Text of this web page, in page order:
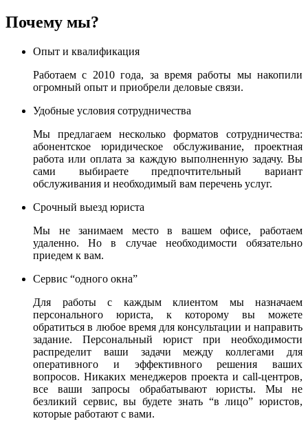
Почему мы?
Опыт и квалификация
Работаем с 2010 года, за время работы мы накопили
огромный опыт и приобрели деловые связи.
Удобные условия сотрудничества
Мы предлагаем несколько форматов сотрудничества:
абонентское юридическое обслуживание, проектная
работа или оплата за каждую выполненную задачу. Вы
сами выбираете предпочтительный вариант
обслуживания и необходимый вам перечень услуг.
Срочный выезд юриста
Мы не занимаем место в вашем офисе, работаем
удаленно. Но в случае необходимости обязательно
приедем к вам.
Сервис “одного окна”
Для работы с каждым клиентом мы назначаем
персонального юриста, к которому вы можете
обратиться в любое время для консультации и направить
задание. Персональный юрист при необходимости
распределит ваши задачи между коллегами для
оперативного и эффективного решения ваших
вопросов. Никаких менеджеров проекта и call-центров,
все ваши запросы обрабатывают юристы. Мы не
безликий сервис, вы будете знать “в лицо” юристов,
которые работают с вами.